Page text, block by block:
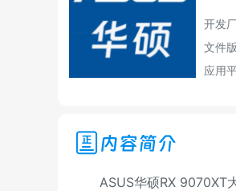
开发
文件
应用
内容简介
ASUS华硕RX 9070XT大